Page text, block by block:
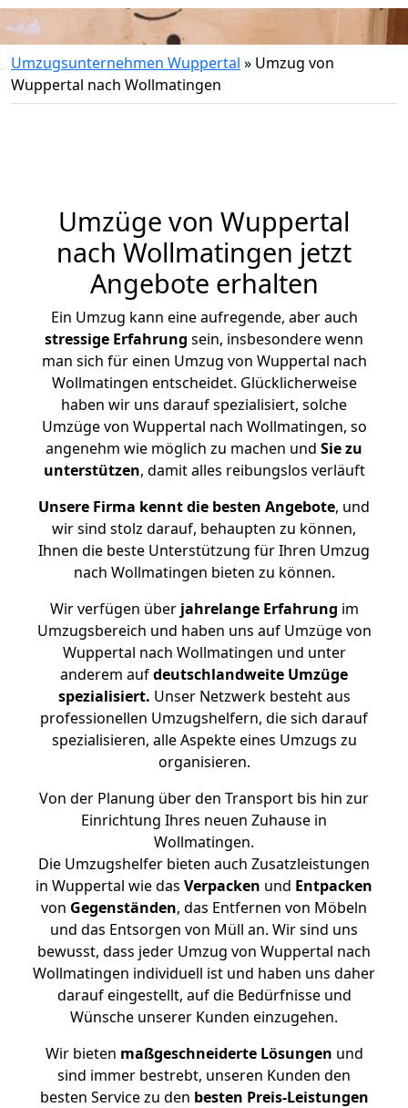
Umzugsunternehmen Wuppertal » Umzug von
Wuppertal nach Wollmatingen
Umzüge von Wuppertal
nach Wollmatingen jetzt
Angebote erhalten
Ein Umzug kann eine aufregende, aber auch
stressige Erfahrung sein, insbesondere wenn
man sich für einen Umzug von Wuppertal nach
Wollmatingen entscheidet. Glücklicherweise
haben wir uns darauf spezialisiert, solche
Umzüge von Wuppertal nach Wollmatingen, so
angenehm wie möglich zu machen und Sie zu
unterstützen, damit alles reibungslos verläuft
Unsere Firma kennt die besten Angebote, und
wir sind stolz darauf, behaupten zu können,
Ihnen die beste Unterstützung für Ihren Umzug
nach Wollmatingen bieten zu können.
Wir verfügen überjahrelange Erfahrung im
Umzugsbereich und haben uns auf Umzüge von
Wuppertal nach Wollmatingen und unter
anderem aufdeutschlandweite Umzüge
spezialisiert. Unser Netzwerk besteht aus
professionellen Umzugshelfern, die sich darauf
spezialisieren, alle Aspekte eines Umzugs zu
organisieren.
Von der Planung über den Transport bis hin zur
Einrichtung Ihres neuen Zuhause in
Wollmatingen.
Die Umzugshelfer bieten auch Zusatzleistungen
in Wuppertal wie das Verpacken und Entpacken
von Gegenständen, das Entfernen von Möbeln
und das Entsorgen von Müll an. Wir sind uns
bewusst, dass jeder Umzug von Wuppertal nach
Wollmatingen individuell ist und haben uns daher
darauf eingestellt, auf die Bedürfnisse und
Wünsche unserer Kunden einzugehen.
Wir bieten maßgeschneiderte Lösungen und
sind immer bestrebt, unseren Kunden den
besten Service zu den besten Preis-Leistungen